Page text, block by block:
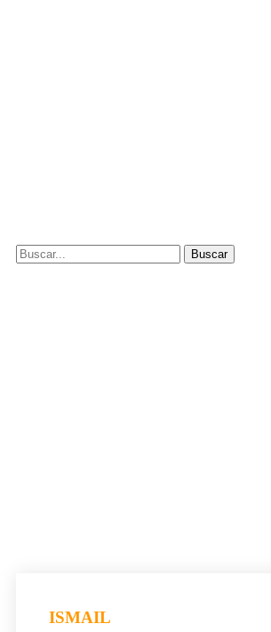
ISMAIL